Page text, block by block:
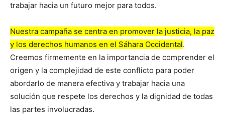
trabajar hacia un futuro mejor para todos.
Nuestra campaña se centra en promover la justicia, la paz
y los derechos humanos en el Sáhara Occidental.
Creemos firmemente en la importancia de comprender el
origen y la complejidad de este conflicto para poder
abordarlo de manera efectiva y trabajar hacia una
solución que respete los derechos y la dignidad de todas
las partes involucradas.